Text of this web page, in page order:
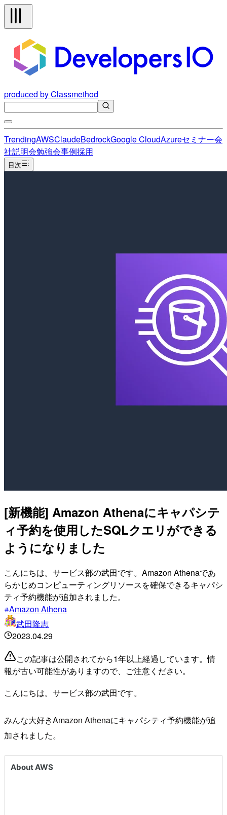
produced by Classmethod
TrendingAWSClaudeBedrockGoogle CloudAzureセミナー会
社説明会勉強会事例採用
目次
[新機能] Amazon Athenaにキャパシテ
ィ予約を使用したSQLクエリができる
ようになりました
こんにちは。サービス部の武田です。Amazon Athenaであ
らかじめコンピューティングリソースを確保できるキャパシ
ティ予約機能が追加されました。
Amazon Athena
武田隆志
2023.04.29
この記事は公開されてから1年以上経過しています。情
報が古い可能性がありますので、ご注意ください。
こんにちは。サービス部の武田です。
みんな大好きAmazon Athenaにキャパシティ予約機能が追
加されました。